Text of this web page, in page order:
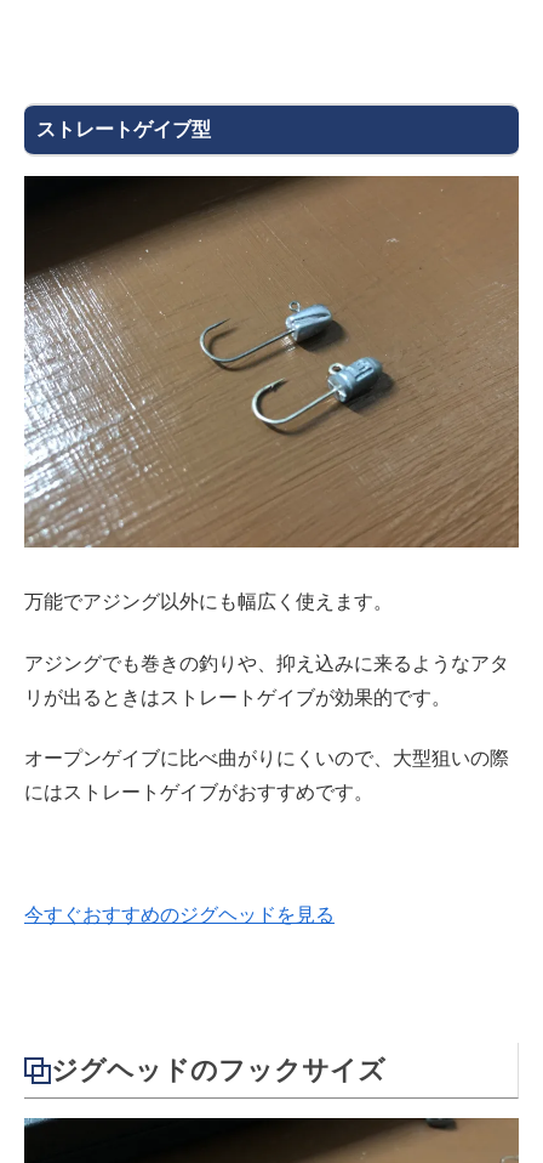
ストレートゲイブ型
万能でアジング以外にも幅広く使えます。
アジングでも巻きの釣りや、抑え込みに来るようなアタ
リが出るときはストレートゲイブが効果的です。
オープンゲイブに比べ曲がりにくいので、大型狙いの際
にはストレートゲイブがおすすめです。
今すぐおすすめのジグヘッドを見る
ジグヘッドのフックサイズ